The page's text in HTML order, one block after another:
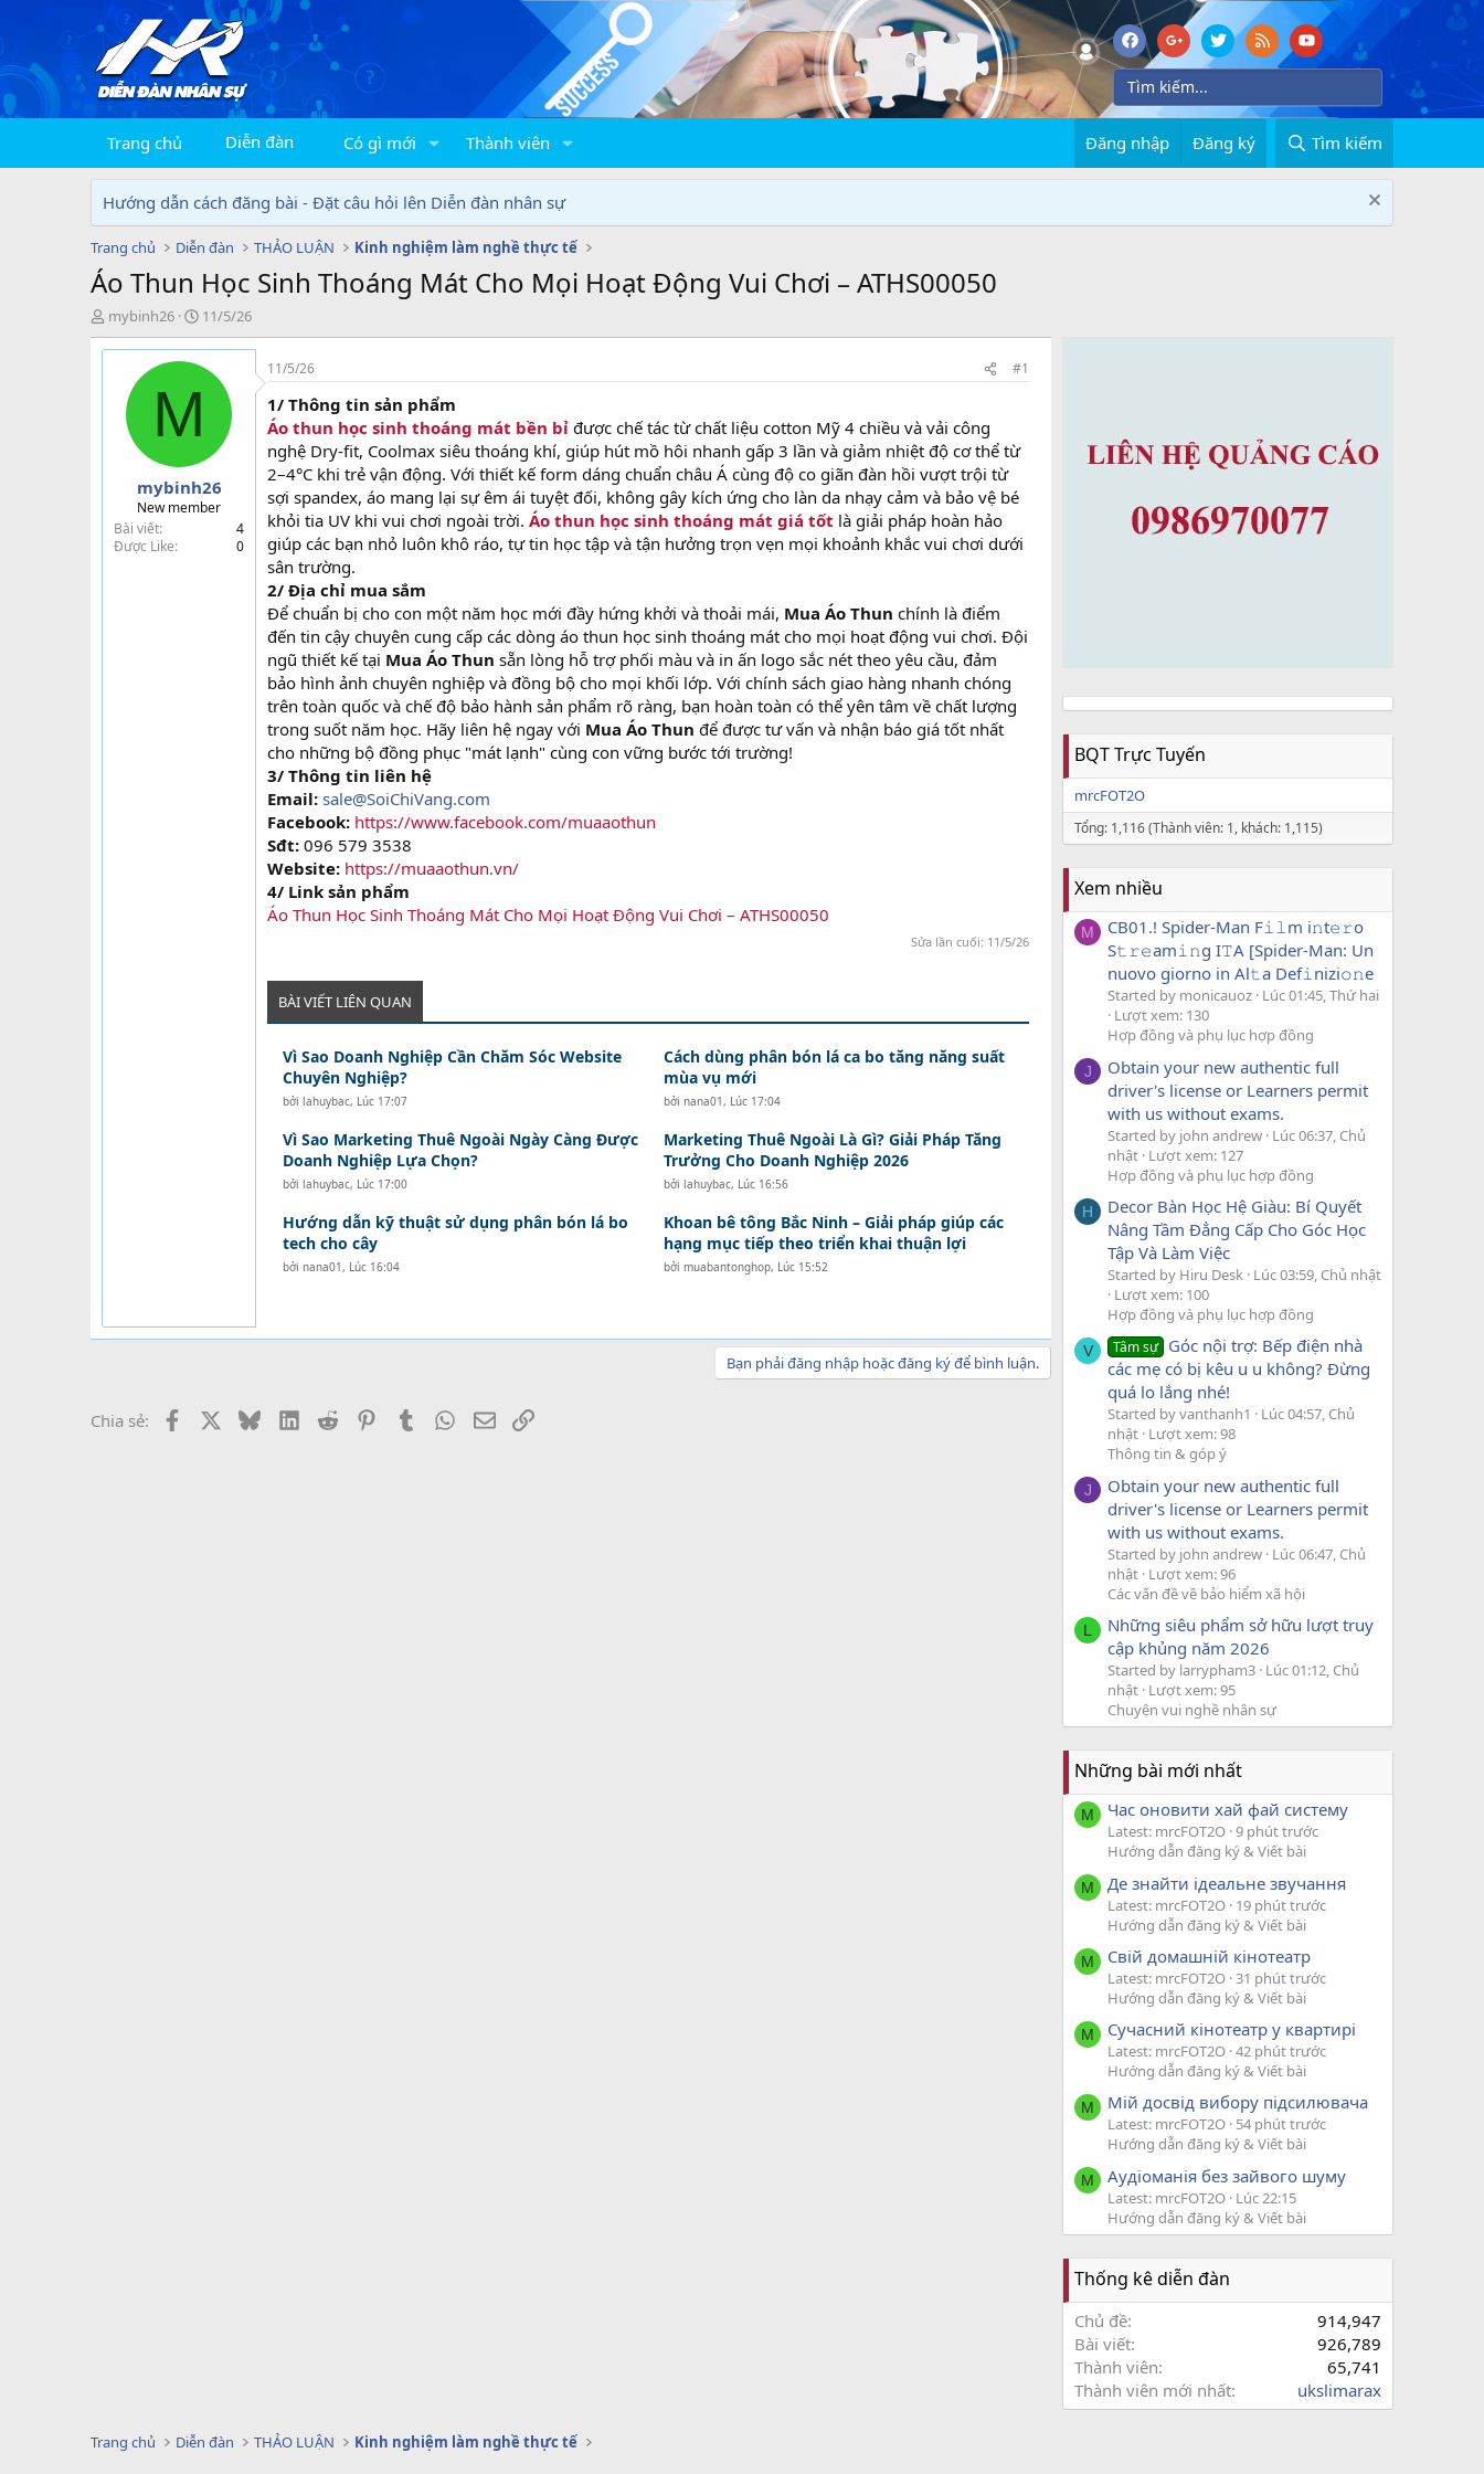
Trang chủ Diễn đàn Có gì mới Thành viên Đăng nhập Đăng ký Tìm kiếm
Hướng dẫn cách đăng bài - Đặt câu hỏi lên Diễn đàn nhân sự
Trang chủ Diễn đàn THẢO LUẬN Kinh nghiệm làm nghề thực tế
Áo Thun Học Sinh Thoáng Mát Cho Mọi Hoạt Động Vui Chơi – ATHS00050
T
h
r
mybinh26
N
g
à
y
11/5/26
M
mybinh26
New member
Bài viết
4
Được Like
0
11/5/26 #1
1/ Thông tin sản phẩm
Áo thun học sinh thoáng mát bền bỉ được chế tác từ chất liệu cotton Mỹ 4 chiều và vải công
nghệ Dry-fit, Coolmax siêu thoáng khí, giúp hút mồ hôi nhanh gấp 3 lần và giảm nhiệt độ cơ thể từ
2–4°C khi trẻ vận động. Với thiết kế form dáng chuẩn châu Á cùng độ co giãn đàn hồi vượt trội từ
sợi spandex, áo mang lại sự êm ái tuyệt đối, không gây kích ứng cho làn da nhạy cảm và bảo vệ bé
khỏi tia UV khi vui chơi ngoài trời. Áo thun học sinh thoáng mát giá tốt là giải pháp hoàn hảo
giúp các bạn nhỏ luôn khô ráo, tự tin học tập và tận hưởng trọn vẹn mọi khoảnh khắc vui chơi dưới
sân trường.
2/ Địa chỉ mua sắm
Để chuẩn bị cho con một năm học mới đầy hứng khởi và thoải mái, Mua Áo Thun chính là điểm
đến tin cậy chuyên cung cấp các dòng áo thun học sinh thoáng mát cho mọi hoạt động vui chơi. Đội
ngũ thiết kế tại Mua Áo Thun sẵn lòng hỗ trợ phối màu và in ấn logo sắc nét theo yêu cầu, đảm
bảo hình ảnh chuyên nghiệp và đồng bộ cho mọi khối lớp. Với chính sách giao hàng nhanh chóng
trên toàn quốc và chế độ bảo hành sản phẩm rõ ràng, bạn hoàn toàn có thể yên tâm về chất lượng
trong suốt năm học. Hãy liên hệ ngay với Mua Áo Thun để được tư vấn và nhận báo giá tốt nhất
cho những bộ đồng phục "mát lạnh" cùng con vững bước tới trường!
3/ Thông tin liên hệ
Email: sale@SoiChiVang.com
Facebook: https://www.facebook.com/muaaothun
Sđt: 096 579 3538
Website: https://muaaothun.vn/
4/ Link sản phẩm
Áo Thun Học Sinh Thoáng Mát Cho Mọi Hoạt Động Vui Chơi – ATHS00050
Sửa lần cuối: 11/5/26
BÀI VIẾT LIÊN QUAN
Vì Sao Doanh Nghiệp Cần Chăm Sóc Website
Chuyên Nghiệp?
bởi lahuybac, Lúc 17:07
Cách dùng phân bón lá ca bo tăng năng suất
mùa vụ mới
bởi nana01 , Lúc 17:04
Vì Sao Marketing Thuê Ngoài Ngày Càng Được
Doanh Nghiệp Lựa Chọn?
bởi lahuybac, Lúc 17:00
Marketing Thuê Ngoài Là Gì? Giải Pháp Tăng
Trưởng Cho Doanh Nghiệp 2026
bởi lahuybac, Lúc 16:56
Hướng dẫn kỹ thuật sử dụng phân bón lá bo
tech cho cây
bởi nana01 , Lúc 16:04
Khoan bê tông Bắc Ninh – Giải pháp giúp các
hạng mục tiếp theo triển khai thuận lợi
bởi muabantonghop, Lúc 15:52
Bạn phải đăng nhập hoặc đăng ký để bình luận.
Chia sẻ: Facebook BlueskyLinkedIn
Reddit PinterestTumblr WhatsApp
EmailLink
BQT Trực Tuyến
mrcFOT2O
Tổng: 1,116 (Thành viên: 1, khách: 1,115)
Xem nhiều
M
CB01.! Spider-Man F𝚒𝚕m i𝚗t𝚎𝚛o
S𝚝𝚛𝚎am𝚒𝚗g I𝚃A [Spider-Man: Un
nuovo giorno in Al𝚝a Def𝚒nizi𝚘𝚗e
Started by monicauoz Lúc 01:45, Thứ hai
Lượt xem: 130
Hợp đồng và phụ lục hợp đồng
J
Obtain your new authentic full
driver's license or Learners permit
with us without exams.
Started by john andrew Lúc 06:37, Chủ
nhật Lượt xem: 127
Hợp đồng và phụ lục hợp đồng
H
Decor Bàn Học Hệ Giàu: Bí Quyết
Nâng Tầm Đẳng Cấp Cho Góc Học
Tập Và Làm Việc
Started by Hiru Desk Lúc 03:59, Chủ nhật
Lượt xem: 100
Hợp đồng và phụ lục hợp đồng
V Tâm sự Góc nội trợ: Bếp điện nhà
các mẹ có bị kêu u u không? Đừng
quá lo lắng nhé!
Started by vanthanh1
Lúc 04:57, Chủ
nhật Lượt xem: 98
Thông tin & góp ý
J
Obtain your new authentic full
driver's license or Learners permit
with us without exams.
Started by john andrew Lúc 06:47, Chủ
nhật Lượt xem: 96
Các vấn đề về bảo hiểm xã hội
L
Những siêu phẩm sở hữu lượt truy
cập khủng năm 2026
Started by larrypham3 Lúc 01:12, Chủ
nhật Lượt xem: 95
Chuyện vui nghề nhân sự
Những bài mới nhất
M Час оновити хай фай систему
Latest: mrcFOT2O 9 phút trước
Hướng dẫn đăng ký & Viết bài
M Де знайти ідеальне звучання
Latest: mrcFOT2O 19 phút trước
Hướng dẫn đăng ký & Viết bài
M Свій домашній кінотеатр
Latest: mrcFOT2O 31 phút trước
Hướng dẫn đăng ký & Viết bài
M Сучасний кінотеатр у квартирі
Latest: mrcFOT2O 42 phút trước
Hướng dẫn đăng ký & Viết bài
M Мій досвід вибору підсилювача
Latest: mrcFOT2O 54 phút trước
Hướng dẫn đăng ký & Viết bài
M Аудіоманія без зайвого шуму
Latest: mrcFOT2O Lúc 22:15
Hướng dẫn đăng ký & Viết bài
Thống kê diễn đàn
Chủ đề
914,947
Bài viết
926,789
Thành viên
65,741
Thành viên mới nhất
ukslimarax
Trang chủ Diễn đàn THẢO LUẬN Kinh nghiệm làm nghề thực tế